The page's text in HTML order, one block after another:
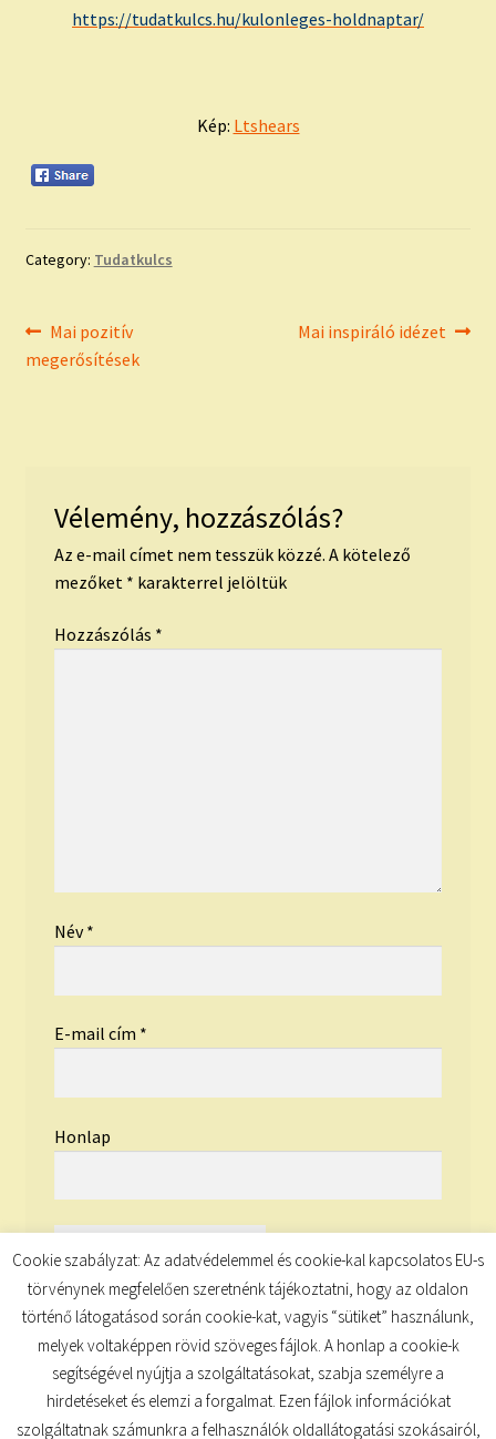
https://tudatkulcs.hu/kulonleges-holdnaptar/
Kép: Ltshears
Category: Tudatkulcs
Bejegyzés
navigáció
Previous
post:
Mai pozitív
megerősítések
Next
Mai inspiráló idézet
Vélemény, hozzászólás?
Az e-mail címet nem tesszük közzé. A kötelező
mezőket * karakterrel jelöltük
Hozzászólás *
Név*
E-mail cím *
Honlap
Cookie szabályzat: Az adatvédelemmel és cookie-kal kapcsolatos EU-s
törvénynek megfelelően szeretnénk tájékoztatni, hogy az oldalon
történő látogatásod során cookie-kat, vagyis “sütiket” használunk,
melyek voltaképpen rövid szöveges fájlok. A honlap a cookie-k
segítségével nyújtja a szolgáltatásokat, szabja személyre a
hirdetéseket és elemzi a forgalmat. Ezen fájlok információkat
szolgáltatnak számunkra a felhasználók oldallátogatási szokásairól,